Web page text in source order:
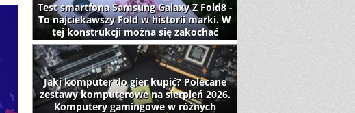
Test smartfona Samsung Galaxy Z Fold8 -
To najciekawszy Fold w historii marki. W
tej konstrukcji można się zakochać
Jaki komputer do gier kupić? Polecane
zestawy komputerowe na sierpień 2026.
Komputery gamingowe w różnych